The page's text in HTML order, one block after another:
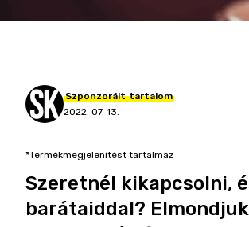
Szponzorált tartalom
2022. 07. 13.
*Termékmegjelenítést tartalmaz
Szeretnél kikapcsolni,
barátaiddal?